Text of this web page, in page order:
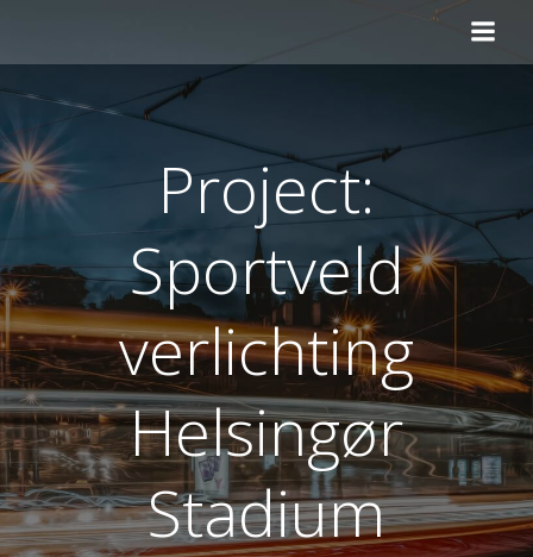
de
Project:
Sportveld
verlichting
Helsingør
Stadium